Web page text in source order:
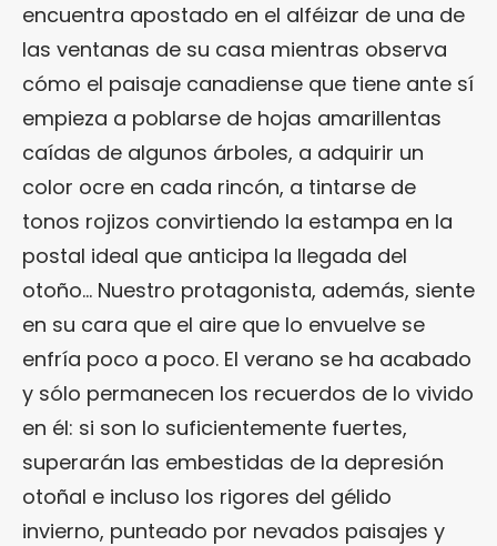
encuentra apostado en el alféizar de una de
las ventanas de su casa mientras observa
cómo el paisaje canadiense que tiene ante sí
empieza a poblarse de hojas amarillentas
caídas de algunos árboles, a adquirir un
color ocre en cada rincón, a tintarse de
tonos rojizos convirtiendo la estampa en la
postal ideal que anticipa la llegada del
otoño… Nuestro protagonista, además, siente
en su cara que el aire que lo envuelve se
enfría poco a poco. El verano se ha acabado
y sólo permanecen los recuerdos de lo vivido
en él: si son lo suficientemente fuertes,
superarán las embestidas de la depresión
otoñal e incluso los rigores del gélido
invierno, punteado por nevados paisajes y